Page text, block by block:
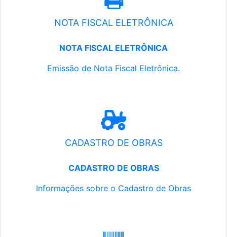
NOTA FISCAL ELETRÔNICA
NOTA FISCAL ELETRÔNICA
Emissão de Nota Fiscal Eletrônica.
CADASTRO DE OBRAS
CADASTRO DE OBRAS
Informações sobre o Cadastro de Obras